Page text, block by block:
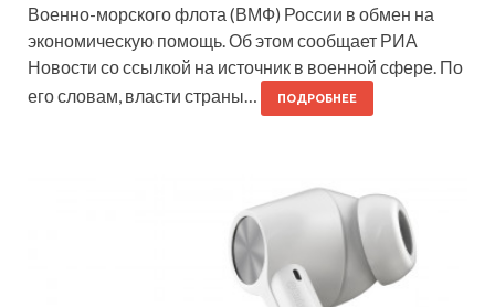
Военно-морского флота (ВМФ) России в обмен на
экономическую помощь. Об этом сообщает РИА
Новости со ссылкой на источник в военной сфере. По
его словам, власти страны…
ПОДРОБНЕЕ